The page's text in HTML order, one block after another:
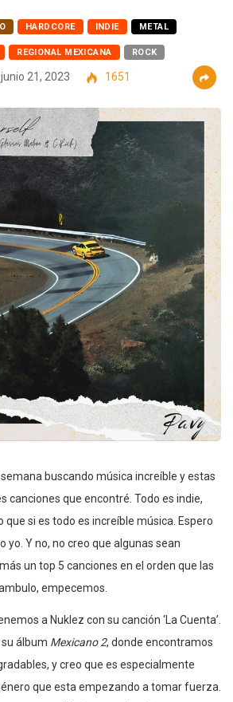
HARDCORE INDIE METAL
REGIONAL MEXICANA ROCK
junio 21, 2023 1651
buscando música increíble y estas
canciones que encontré. Todo es indie,
que si es todo es increíble música. Espero
yo. Y no, no creo que algunas sean
un top 5 canciones en el orden que las
empecemos.
a Nuklez con su canción ‘La Cuenta’.
álbum Mexicano 2, donde encontramos
y creo que es especialmente
que esta empezando a tomar fuerza.